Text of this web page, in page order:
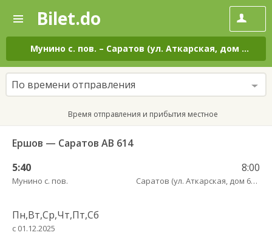
—
Поиск
и
покупка
билетов
на
автобус
онлайн
Bilet.do
Мунино с. пов. – Саратов (ул. Аткарская, дом 66 А)
По времени отправления
Время отправления и прибытия местное
Ершов — Саратов АВ 614
5:40
Мунино с. пов.
8:00
Саратов (ул. Аткарская, дом 66 А)
Пн,Вт,Ср,Чт,Пт,Сб
с 01.12.2025